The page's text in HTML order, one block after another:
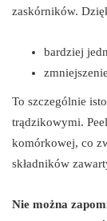
zaskórników.
bardziej
To szczególnie
trądzikowymi.
komórkowej, co
składników
Nie można